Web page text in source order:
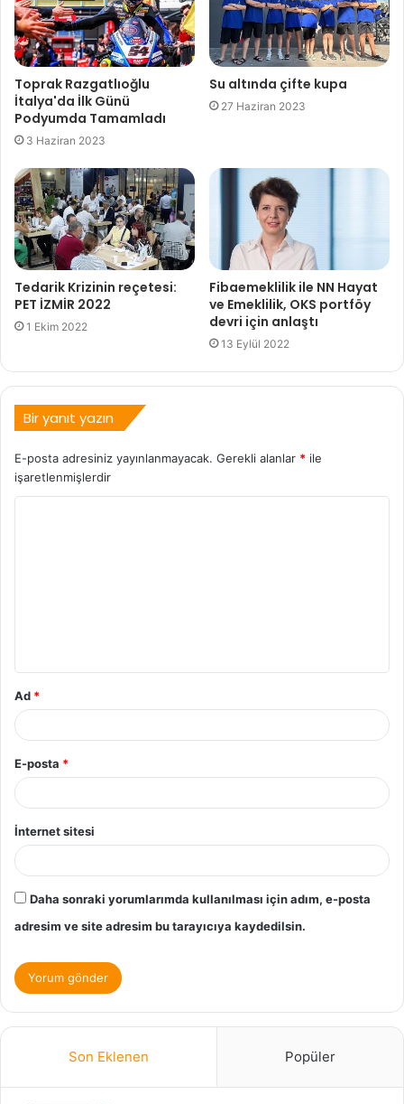
Toprak Razgatlıoğlu
İtalya'da İlk Günü
Podyumda Tamamladı
3 Haziran 2023
Su altında çifte kupa
27 Haziran 2023
Tedarik Krizinin reçetesi:
PET İZMİR 2022
1 Ekim 2022
Fibaemeklilik ile NN Hayat
ve Emeklilik, OKS portföy
devri için anlaştı
13 Eylül 2022
Bir yanıt yazın
E-posta adresiniz yayınlanmayacak. Gerekli alanlar * ile
işaretlenmişlerdir
Ad *
E-posta *
İnternet sitesi
Daha sonraki yorumlarımda kullanılması için adım, e-posta
adresim ve site adresim bu tarayıcıya kaydedilsin.
Son Eklenen Popüler